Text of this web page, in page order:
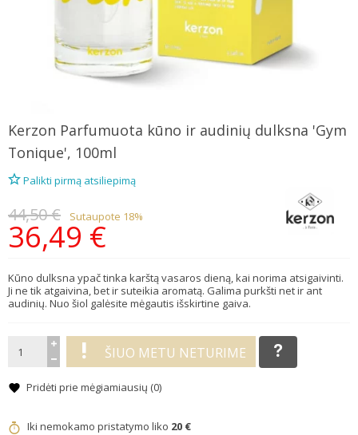
Kerzon Parfumuota kūno ir audinių dulksna 'Gym
Tonique', 100ml
Palikti pirmą atsiliepimą
44,50 € Sutaupote 18%
36,49 €
Kūno dulksna ypač tinka karštą vasaros dieną, kai norima atsigaivinti.
Ji ne tik atgaivina, bet ir suteikia aromatą. Galima purkšti net ir ant
audinių. Nuo šiol galėsite mėgautis išskirtine gaiva.
ŠIUO METU NETURIME
Pridėti prie mėgiamiausių (0)
Iki nemokamo pristatymo liko 20 €